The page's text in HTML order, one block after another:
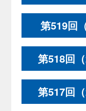
第519回
第518回
第517回